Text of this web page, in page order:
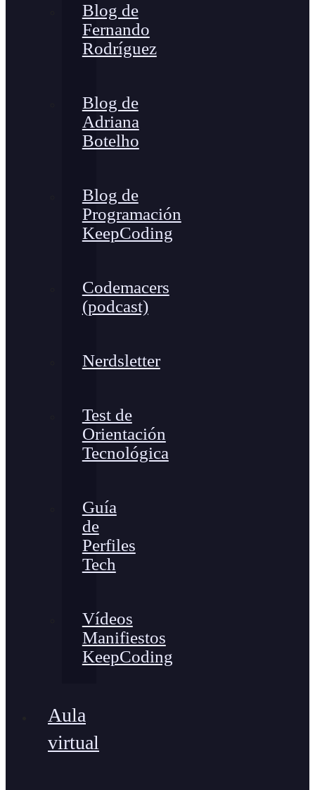
Blog de
Fernando
Rodríguez
Blog de
Adriana
Botelho
Blog de
Programación
KeepCoding
Codemacers
(podcast)
Nerdsletter
Test de
Orientación
Tecnológica
Guía
de
Perfiles
Tech
Vídeos
Manifiestos
KeepCoding
Aula
virtual